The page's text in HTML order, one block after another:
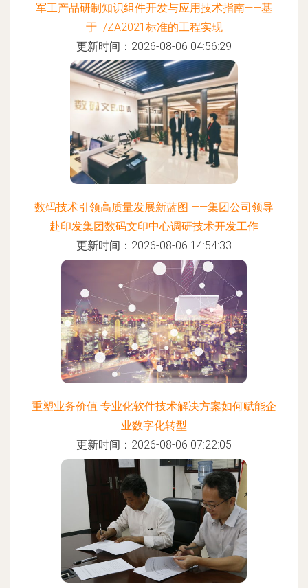
军工产品研制知识组件开发与应用技术指南——基
于T/ZA2021标准的工程实现
更新时间：2026-08-06 04:56:29
数码技术引领高质量发展新蓝图 ——集团公司领导
赴印发集团数码文印中心调研技术开发工作
更新时间：2026-08-06 14:54:33
重塑业务价值 专业化软件技术解决方案如何赋能企
业数字化转型
更新时间：2026-08-06 07:22:05